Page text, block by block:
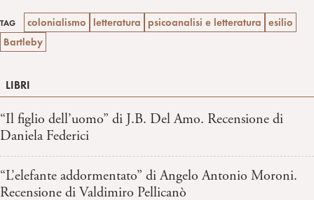
TAG colonialismo letteratura psicoanalisi e letteratura
esilio
Bartleby
LIBRI
“Il figlio dell’uomo” di J.B. Del Amo. Recensione di
Daniela Federici
“L’elefante addormentato” di Angelo Antonio Moroni.
Recensione di Valdimiro Pellicanò